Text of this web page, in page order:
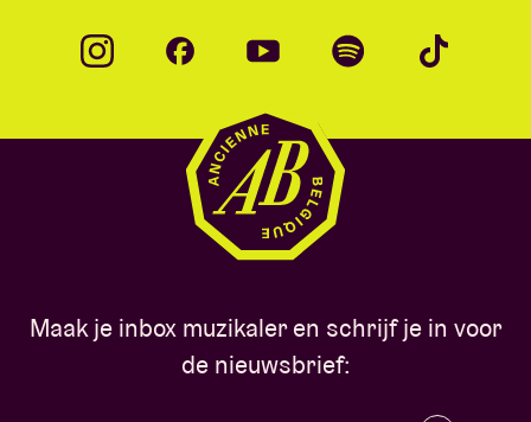
Maak je inbox muzikaler en schrijf je in voor
de nieuwsbrief: